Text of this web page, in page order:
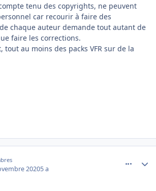
tenu des copyrights, ne peuvent
car recourir à faire des
chaque auteur demande tout autant de
faire les corrections.
tout au moins des packs VFR sur de la
20205 a